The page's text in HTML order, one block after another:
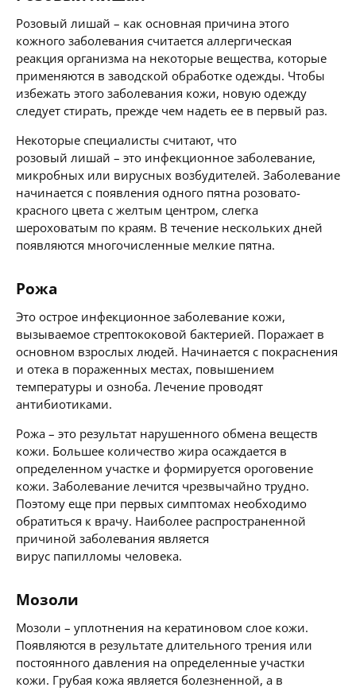
Розовый лишай – как основная причина этого
кожного заболевания считается аллергическая
реакция организма на некоторые вещества, которые
применяются в заводской обработке одежды. Чтобы
избежать этого заболевания кожи, новую одежду
следует стирать, прежде чем надеть ее в первый раз.
Некоторые специалисты считают, что
розовый лишай – это инфекционное заболевание,
микробных или вирусных возбудителей. Заболевание
начинается с появления одного пятна розовато-
красного цвета с желтым центром, слегка
шероховатым по краям. В течение нескольких дней
появляются многочисленные мелкие пятна.
Рожа
Это острое инфекционное заболевание кожи,
вызываемое стрептококовой бактерией. Поражает в
основном взрослых людей. Начинается с покраснения
и отека в пораженных местах, повышением
температуры и озноба. Лечение проводят
антибиотиками.
Рожа – это результат нарушенного обмена веществ
кожи. Большее количество жира осаждается в
определенном участке и формируется ороговение
кожи. Заболевание лечится чрезвычайно трудно.
Поэтому еще при первых симптомах необходимо
обратиться к врачу. Наиболее распространенной
причиной заболевания является
вирус папилломы человека.
Мозоли
Мозоли – уплотнения на кератиновом слое кожи.
Появляются в результате длительного трения или
постоянного давления на определенные участки
кожи. Грубая кожа является болезненной, а в